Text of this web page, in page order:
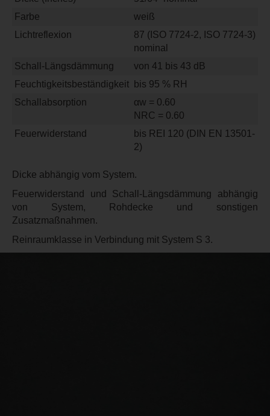
Farbe
weiß
Lichtreflexion
87 (ISO 7724-2, ISO 7724-3)
nominal
Schall-Längsdämmung
von 41 bis 43 dB
Feuchtigkeitsbeständigkeit
bis 95 % RH
Schallabsorption
αw = 0.60
NRC = 0.60
Feuerwiderstand
bis REI 120 (DIN EN 13501-
2)
Dicke abhängig vom System.
Feuerwiderstand und Schall-Längsdämmung abhängig
von System, Rohdecke und sonstigen
Zusatzmaßnahmen.
Reinraumklasse in Verbindung mit System S 3.